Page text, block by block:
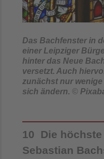
Das Bachfenster in
einer Leipziger
hinter das Neue
versetzt. Auch
zunächst nur wenige
sich ändern. ©
10 Die
Sebastian